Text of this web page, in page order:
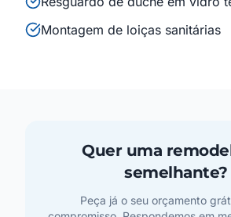
Montagem de loiças sanitárias
Quer uma
semelhante?
Peça já o seu orçamento